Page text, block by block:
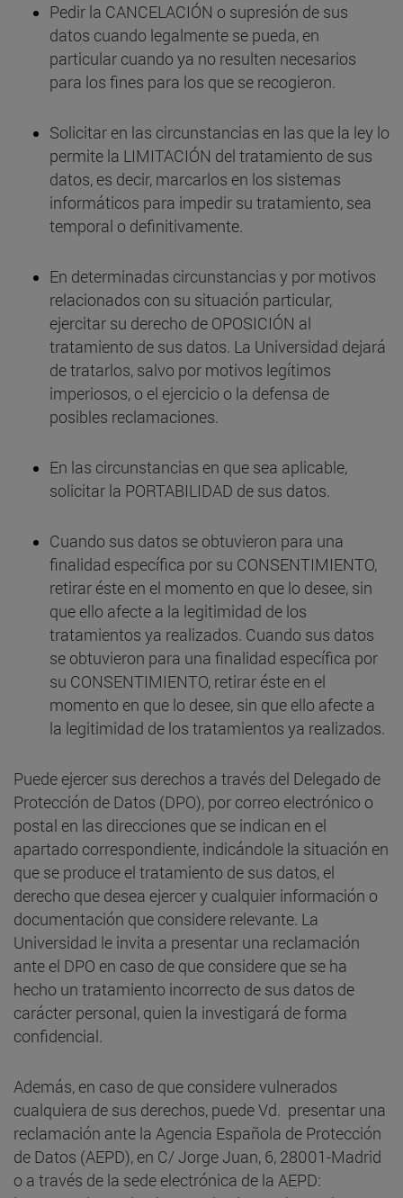
Pedir la CANCELACIÓN o supresión de sus
datos cuando legalmente se pueda, en
particular cuando ya no resulten necesarios
para los fines para los que se recogieron.
Solicitar en las circunstancias en las que la ley lo
permite la LIMITACIÓN del tratamiento de sus
datos, es decir, marcarlos en los sistemas
informáticos para impedir su tratamiento, sea
temporal o definitivamente.
En determinadas circunstancias y por motivos
relacionados con su situación particular,
ejercitar su derecho de OPOSICIÓN al
tratamiento de sus datos. La Universidad dejará
de tratarlos, salvo por motivos legítimos
imperiosos, o el ejercicio o la defensa de
posibles reclamaciones.
En las circunstancias en que sea aplicable,
solicitar la PORTABILIDAD de sus datos.
Cuando sus datos se obtuvieron para una
finalidad específica por su CONSENTIMIENTO,
retirar éste en el momento en que lo desee, sin
que ello afecte a la legitimidad de los
tratamientos ya realizados. Cuando sus datos
se obtuvieron para una finalidad específica por
su CONSENTIMIENTO, retirar éste en el
momento en que lo desee, sin que ello afecte a
la legitimidad de los tratamientos ya realizados.
Puede ejercer sus derechos a través del Delegado de
Protección de Datos (DPO), por correo electrónico o
postal en las direcciones que se indican en el
apartado correspondiente, indicándole la situación en
que se produce el tratamiento de sus datos, el
derecho que desea ejercer y cualquier información o
documentación que considere relevante. La
Universidad le invita a presentar una reclamación
ante el DPO en caso de que considere que se ha
hecho un tratamiento incorrecto de sus datos de
carácter personal, quien la investigará de forma
confidencial.
Además, en caso de que considere vulnerados
cualquiera de sus derechos, puede Vd. presentar una
reclamación ante la Agencia Española de Protección
de Datos (AEPD), en C/ Jorge Juan, 6, 28001-Madrid
o a través de la sede electrónica de la AEPD: